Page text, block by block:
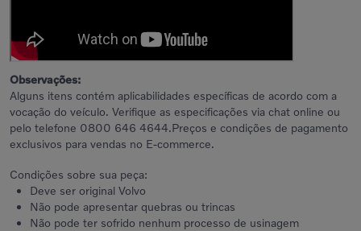
Observações:
Alguns itens contém aplicabilidades específicas de acordo com a
vocação do veículo. Verifique as especificações via chat online ou
pelo telefone 0800 646 4644.Preços e condições de pagamento
exclusivos para vendas no E-commerce.
Condições sobre sua peça:
Deve ser original Volvo
Não pode apresentar quebras ou trincas
Não pode ter sofrido nenhum processo de usinagem